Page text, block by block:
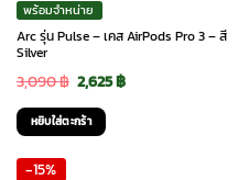
พร้อมจำหน่าย
Arc รุ่น Pulse – เคส AirPods Pro 3 – สี
Silver
3,090฿ Original
price
was:
2,625฿Current
หยิบใส่ตะกร้า
-15%